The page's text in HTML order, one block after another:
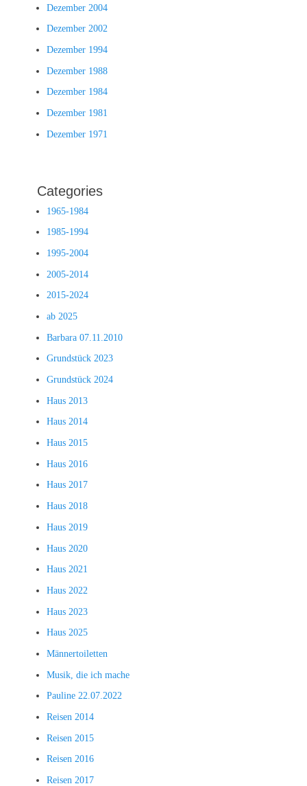
Dezember 2004
Dezember 2002
Dezember 1994
Dezember 1988
Dezember 1984
Dezember 1981
Dezember 1971
Categories
1965-1984
1985-1994
1995-2004
2005-2014
2015-2024
ab 2025
Barbara 07.11.2010
Grundstück 2023
Grundstück 2024
Haus 2013
Haus 2014
Haus 2015
Haus 2016
Haus 2017
Haus 2018
Haus 2019
Haus 2020
Haus 2021
Haus 2022
Haus 2023
Haus 2025
Männertoiletten
Musik, die ich mache
Pauline 22.07.2022
Reisen 2014
Reisen 2015
Reisen 2016
Reisen 2017